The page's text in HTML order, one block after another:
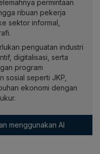
permintaan
ribuan pekerja
sektor informal,
penguatan industri
digitalisasi, serta
program
sosial seperti JKP,
ekonomi dengan
menggunakan AI